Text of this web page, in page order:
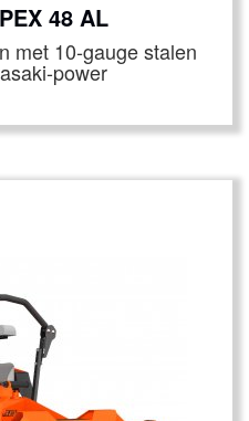
48 AL
met 10‑gauge stalen
power